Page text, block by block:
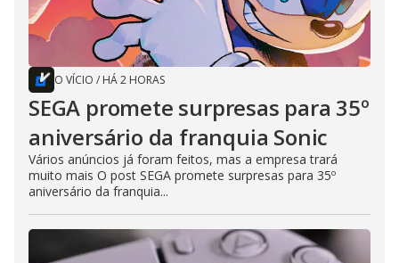
O VÍCIO / HÁ 2 HORAS
SEGA promete surpresas para 35º
aniversário da franquia Sonic
Vários anúncios já foram feitos, mas a empresa trará
muito mais O post SEGA promete surpresas para 35º
aniversário da franquia...